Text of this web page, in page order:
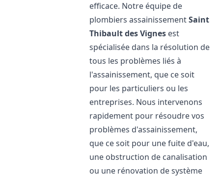
efficace. Notre équipe de
plombiers assainissementSaint
Thibault des Vignes est
spécialisée dans la résolution de
tous les problèmes liés à
l'assainissement, que ce soit
pour les particuliers ou les
entreprises. Nous intervenons
rapidement pour résoudre vos
problèmes d'assainissement,
que ce soit pour une fuite d'eau,
une obstruction de canalisation
ou une rénovation de système